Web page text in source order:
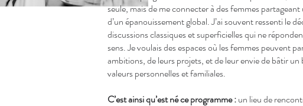
seule, mais de me connecter à des femmes
d’un épanouissement global. J’ai souvent ressenti le
discussions classiques et superficielles qui ne
sens. Je voulais des espaces où les femmes peuvent
ambitions, de leurs projets, et de leur envie de bâtir un
valeurs personnelles et familiales.
C’est ainsi qu’est né ce programme :un lieu de